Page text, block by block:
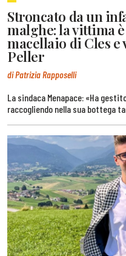
Stroncato da un
malghe: la vittima
macellaio di Cles e
Peller
di Patrizia Rapposelli
La sindaca Menapace: «Ha
raccogliendo nella sua bottega